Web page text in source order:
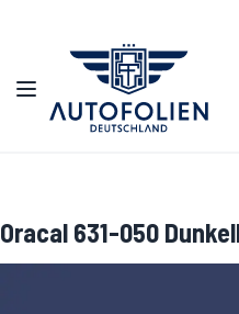
Navigation umschalten
Oracal 631-050